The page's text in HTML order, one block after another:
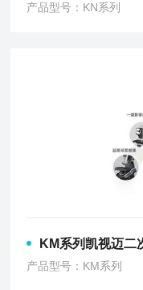
产品型号：KN系列
KM系列凯视迈二
产品型号：KM系列